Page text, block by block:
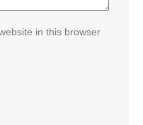
in this browser